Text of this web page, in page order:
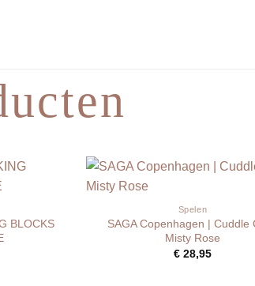
BLOCKS
Spelen
SAGA Copenhagen | Cuddle
Misty Rose
€ 28,95